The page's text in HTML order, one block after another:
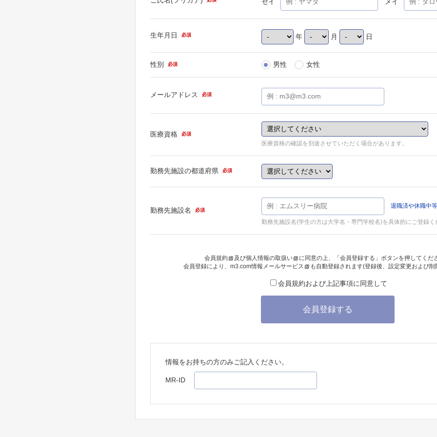
生年月日 必須 年 月 日
性別 必須 男性 女性
メールアドレス 必須
医療資格 必須
医療資格の確認を別途させていただく場合があります。
勤務先施設の都道府県 必須
勤務先施設名 必須
退職済や休職中
勤務先施設名(学生の方は大学名・専門学校名)を具体的にご登録く
会員規約 及び個人情報の取扱い
に同意の上、「会員登録する」ボタンを押してくだ
会員登録により、 m3.com情報メールサービス も自動登録されます(登録後、設定変更および
会員規約および上記事項に同意して
会員登録する
情報をお持ちの方のみご記入ください。
MR-ID